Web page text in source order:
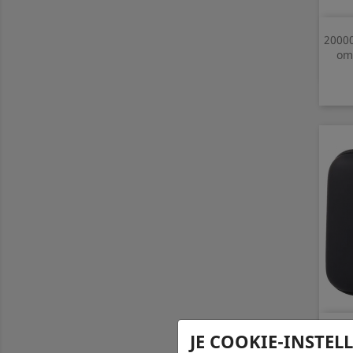
Hoes
JE COOKIE-